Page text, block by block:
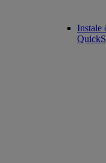
Instale